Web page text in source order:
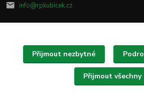
info@rpkubicek.cz
Upravit sběr cookies.
Přijmout nezbytné
Přijmout všechny